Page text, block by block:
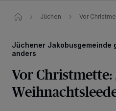
Jüchen Vor
Jüchener Jakobusgemeinde
anders
Vor Christmette: